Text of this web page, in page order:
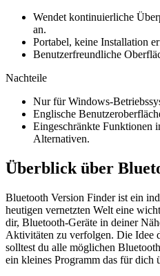
Wendet kontinuierliche
an.
Portabel, keine Installation
Benutzerfreundliche
Nachteile
Nur für Windows-
Englische
Eingeschränkte Funktionen
Alternativen.
Überblick über
Bluetooth Version Finder ist ein
heutigen vernetzten Welt eine
dir, Bluetooth-Geräte in deiner
Aktivitäten zu verfolgen. Die Idee
solltest du alle möglichen
ein kleines Programm das für dich